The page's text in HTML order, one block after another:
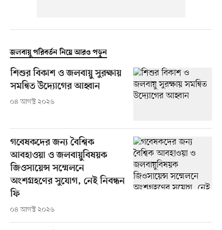
জলবায়ু পরিবর্তন নিয়ে আরও পড়ুন
শিশুর বিকাশ ও জলবায়ু সুরক্ষায়
সমন্বিত উদ্যোগের আহ্বান
০৪ আগস্ট ২০২৬
গবেষকদের জন্য বৈশ্বিক
আবহাওয়া ও জলবায়ুবিষয়ক
জিওসায়েন্স সম্মেলনে
অংশগ্রহণের সুযোগ, নেই নিবন্ধন
ফি
০৪ আগস্ট ২০২৬